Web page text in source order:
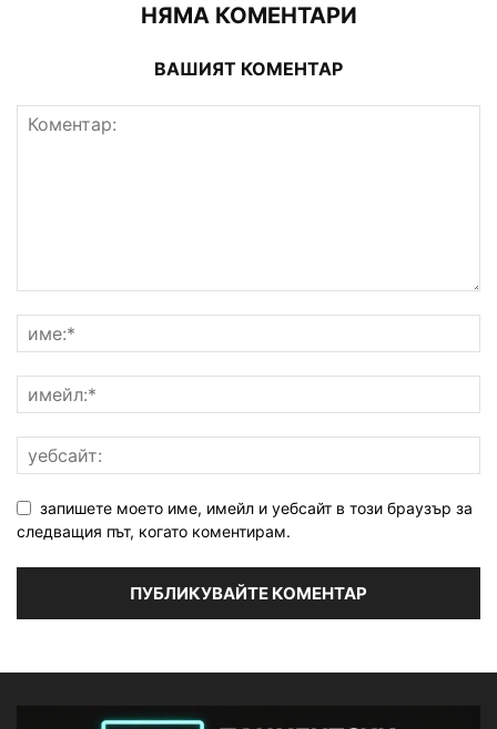
НЯМА КОМЕНТАРИ
ВАШИЯТ КОМЕНТАР
запишете моето име, имейл и уебсайт в този браузър за
следващия път, когато коментирам.